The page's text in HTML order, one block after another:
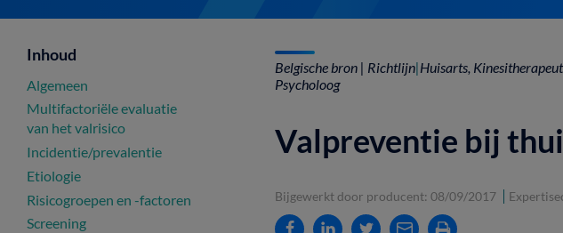
Inhoud
Algemeen
Multifactoriële evaluatie
van het valrisico
Incidentie/prevalentie
Etiologie
Risicogroepen en -factoren
Screening
Belgische bron | Richtlijn|Huisarts,
Psycholoog
Valpreventie bij
Bijgewerkt door producent: 08/09/2017